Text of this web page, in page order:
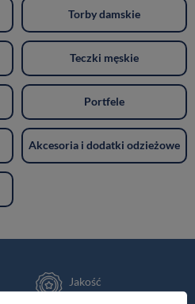
Torby damskie
Teczki męskie
Portfele
Akcesoria i dodatki odzieżowe
Jakość
premium